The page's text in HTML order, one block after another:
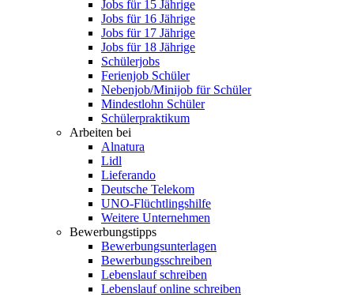
Jobs für 15 Jährige
Jobs für 16 Jährige
Jobs für 17 Jährige
Jobs für 18 Jährige
Schülerjobs
Ferienjob Schüler
Nebenjob/Minijob für Schüler
Mindestlohn Schüler
Schülerpraktikum
Arbeiten bei
Alnatura
Lidl
Lieferando
Deutsche Telekom
UNO-Flüchtlingshilfe
Weitere Unternehmen
Bewerbungstipps
Bewerbungsunterlagen
Bewerbungsschreiben
Lebenslauf schreiben
Lebenslauf online schreiben